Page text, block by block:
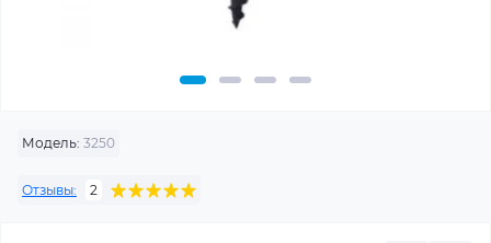
Модель: 3250
Отзывы: 2